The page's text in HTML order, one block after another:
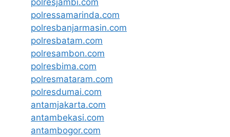
polressamarinda.com
polresbanjarmasin.com
polresbatam.com
polresambon.com
polresbima.com
polresmataram.com
polresdumai.com
antamjakarta.com
antambekasi.com
antambogor.com